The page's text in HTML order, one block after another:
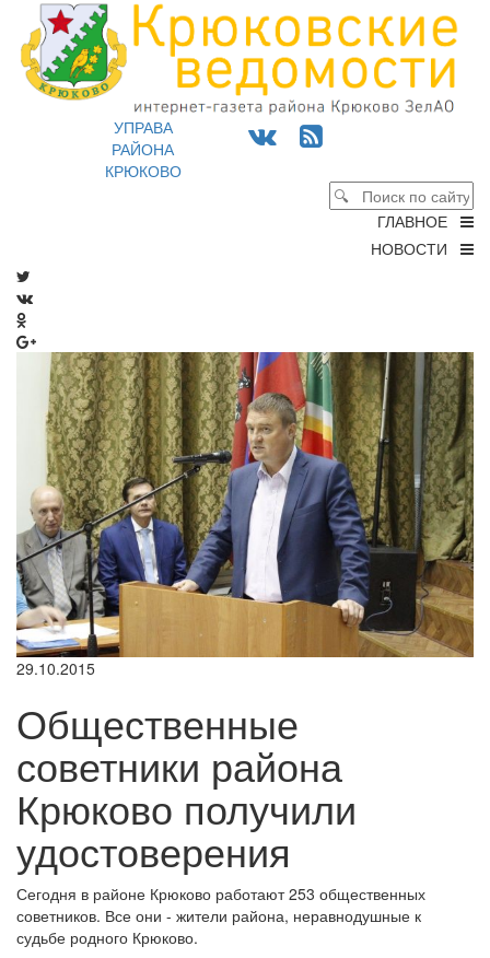
УПРАВА
РАЙОНА
КРЮКОВО
ГЛАВНОЕ
НОВОСТИ
29.10.2015
Общественные
советники района
Крюково получили
удостоверения
Сегодня в районе Крюково работают 253 общественных
советников. Все они - жители района, неравнодушные к
судьбе родного Крюково.